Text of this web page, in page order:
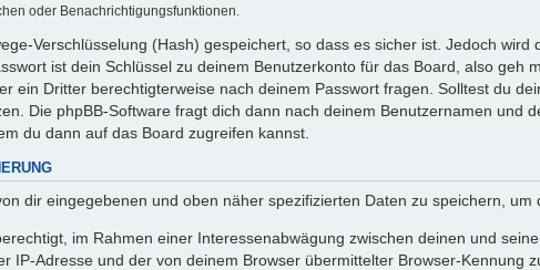
oder Benachrichtigungsfunktionen.
Verschlüsselung (Hash) gespeichert, so dass es sicher ist. Jedoch
ist dein Schlüssel zu deinem Benutzerkonto für das Board, also geh
ein Dritter berechtigterweise nach deinem Passwort fragen. Solltest du
Die phpBB-Software fragt dich dann nach deinem Benutzernamen
du dann auf das Board zugreifen kannst.
dir eingegebenen und oben näher spezifizierten Daten zu speichern, um
im Rahmen einer Interessenabwägung zwischen deinen und
IP-Adresse und der von deinem Browser übermittelter Browser-Kennung